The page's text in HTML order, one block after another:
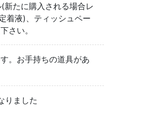
たに購入される場合レ
着液)、ティッシュペー
さい。
。お手持ちの道具があ
りました